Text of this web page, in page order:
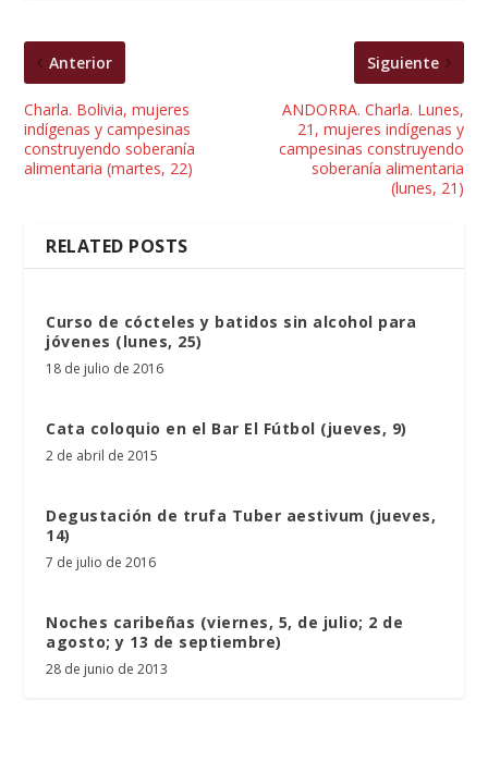
Anterior
Charla. Bolivia, mujeres
indígenas y campesinas
construyendo soberanía
alimentaria (martes, 22)
Siguiente
ANDORRA. Charla. Lunes,
21, mujeres indígenas y
campesinas construyendo
soberanía alimentaria
(lunes, 21)
RELATED POSTS
Curso de cócteles y batidos sin alcohol para
jóvenes (lunes, 25)
18 de julio de 2016
Cata coloquio en el Bar El Fútbol (jueves, 9)
2 de abril de 2015
Degustación de trufa Tuber aestivum (jueves,
14)
7 de julio de 2016
Noches caribeñas (viernes, 5, de julio; 2 de
agosto; y 13 de septiembre)
28 de junio de 2013